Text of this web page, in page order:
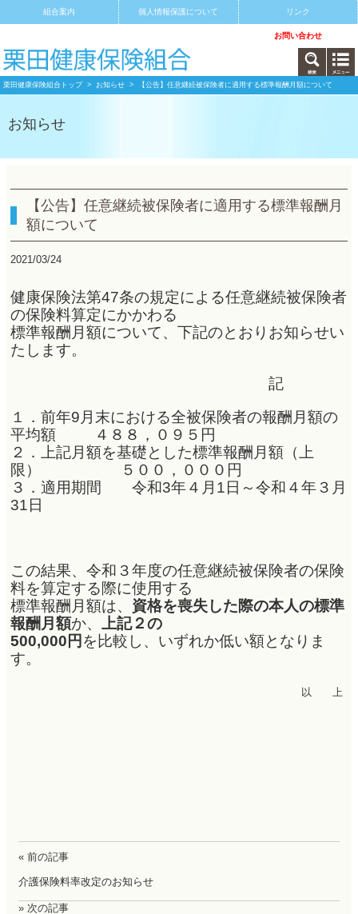
組合案内 個人情報保護について リンク
お問い合わせ
栗田健康保険組合トップ> お知らせ > 【公告】任意継続被保険者に適用する標準報酬月額について
お知らせ
【公告】任意継続被保険者に適用する標準報酬月
額について
2021/03/24
健康保険法第47条の規定による任意継続被保険者
の保険料算定にかかわる
標準報酬月額について、下記のとおりお知らせい
たします。
記
１．前年9月末における全被保険者の報酬月額の
平均額 ４８８，０９５円
２．
上記月額を基礎とした標準報酬月額（上
限） ５００，０００円
３．適用期間 令和3年４月1日～令和４年３月
31日
この結果、令和３年度の任意継続被保険者の保険
料を算定する際に使用する
標準報酬月額は、 資格を喪失した際の本人の標準
報酬月額か、
上記２の
500,000円 を比較し、いずれか低い額となりま
す。
以 上
« 前の記事
介護保険料率改定のお知らせ
» 次の記事